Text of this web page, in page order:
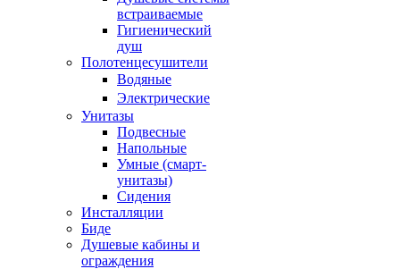
встраиваемые
Гигиенический
душ
Полотенцесушители
ㅤВодяные
ㅤЭлектрические
Унитазы
Подвесные
Напольные
Умные (смарт-
унитазы)
Сидения
Инсталляции
Биде
Душевые кабины и
ограждения